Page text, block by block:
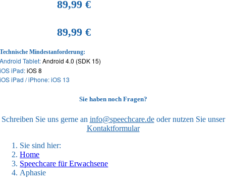
89,99 €
89,99 €
Technische Mindestanforderung:
Android Tablet:Android 4.0 (SDK 15)
iOS iPad:iOS 8
iOS iPad / iPhone: iOS 13
Sie haben noch Fragen?
Schreiben Sie uns gerne an info@speechcare.de oder nutzen Sie unser
Kontaktformular
Sie sind hier:
Home
Speechcare für Erwachsene
Aphasie